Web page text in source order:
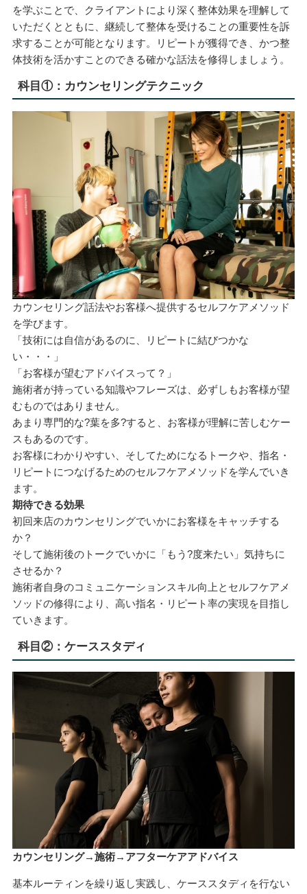
を学ぶことで、クライアントにより深く整体効果を理解して
いただくとともに、継続して整体を受けることの重要性を訴
求することが可能となります。リピートが獲得でき、かつ整
体技術を活かすことのできる確かな話法を修得しましょう。
科目①：カウンセリングテクニック
カウンセリング話法やお客様へ提供するセルフケアメソッド
を学びます。
「技術には自信があるのに、リピートに結びつかな
い・・・」
「お客様が望むアドバイスって？」
施術者が持っている知識やフレーズは、必ずしもお客様が望
むものではありません。
あまり専門的な?葉を多?すると、お客様が理解に苦しむケー
スもあるのです。
お客様にわかりやすい、そしてためになるトークや、指名・
リピートにつなげるためのセルフケアメソッドを学んでいき
ます。
期待できる効果
初回来店のカウンセリングでいかにお客様をキャッチする
か？
そして施術後のトークでいかに「もう?度来たい」気持ちに
させるか？
施術者自身のコミュニケーションスキル向上とセルフケアメ
ソッドの修得により、高い指名・リピート率の実現を目指し
ていきます。
科目②：ケーススタディ
カウンセリング→施術→アフターケアアドバイス
基本ルーティンを繰り返し実践し、ケーススタディを行ない